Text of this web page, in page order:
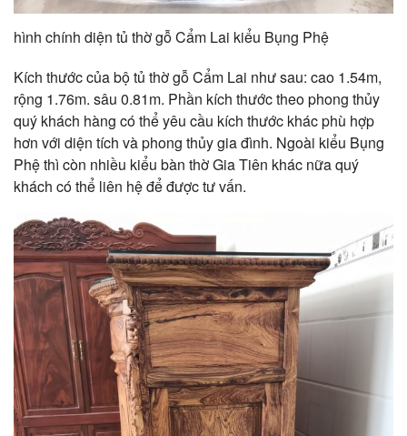
hình chính diện tủ thờ gỗ Cẩm Lai kiểu Bụng Phệ
Kích thước của bộ tủ thờ gỗ Cẩm Lai như sau: cao 1.54m,
rộng 1.76m. sâu 0.81m. Phần kích thước theo phong thủy
quý khách hàng có thể yêu cầu kích thước khác phù hợp
hơn với diện tích và phong thủy gia đình. Ngoài kiểu Bụng
Phệ thì còn nhiều kiểu bàn thờ Gia Tiên khác nữa quý
khách có thể liên hệ để được tư vấn.